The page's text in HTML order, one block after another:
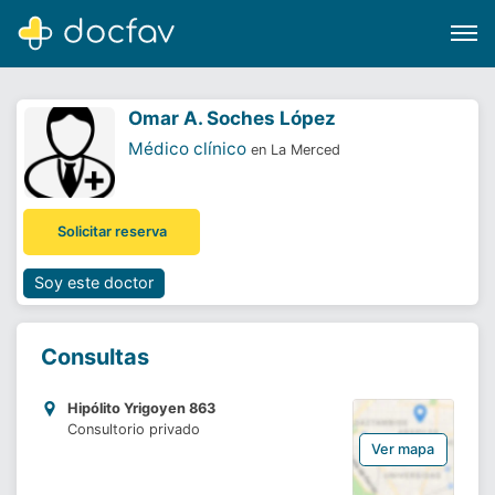
Software para clínicas
¿Eres un doctor?
Omar A. Soches López
Médico clínico en La Merced
Solicitar reserva
Soy este doctor
Consultas
Hipólito Yrigoyen 863
Consultorio privado
Ver mapa